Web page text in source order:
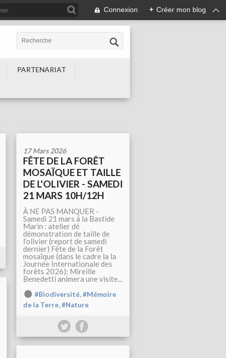
Connexion + Créer mon blog
PARTENARIAT
17 Mars 2026
FÊTE DE LA FORÊT
MOSAÏQUE ET TAILLE
DE L'OLIVIER - SAMEDI
21 MARS 10H/12H
À NE PAS MANQUER -
Samedi 21 mars à la Bastide
Marin : atelier dé
démonstration de taille de
l’olivier (report de samedi
dernier) Fête de la Forêt
mosaïque (dans le cadre la la
Journée Internationale des
forêts 2026); Mireille
Benedetti animera une visite...
#Biodiversité,#Mémoire
de la Terre,#Nature